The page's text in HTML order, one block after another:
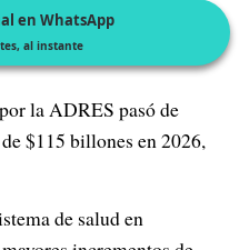
en WhatsApp
al instante
la ADRES pasó de
$115 billones en 2026,
de salud en